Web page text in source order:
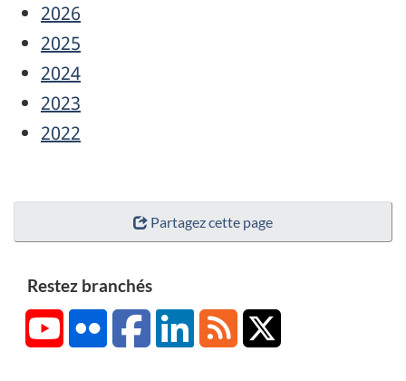
2026
2025
2024
2023
2022
Partagez cette page
Restez branchés
YouTubeFlickr FacebookLinkedInRSS